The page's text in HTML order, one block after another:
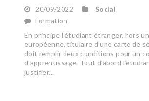
20/09/2022
Social
Formation
En principe l’étudiant étranger, hors
européenne, titulaire d’une carte de
doit remplir deux conditions pour un
d’apprentissage. Tout d’abord
justifier...